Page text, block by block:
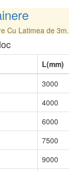
Cu Latimea de 3m.
L(mm)
3000
4000
6000
7500
9000